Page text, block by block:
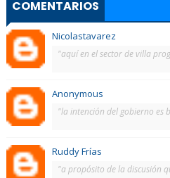
COMENTARIOS
Nicolastavarez
"aquí en el sector de villa
Anonymous
"la intención del gobierno es
Ruddy Frías
"a propósito de la discusión